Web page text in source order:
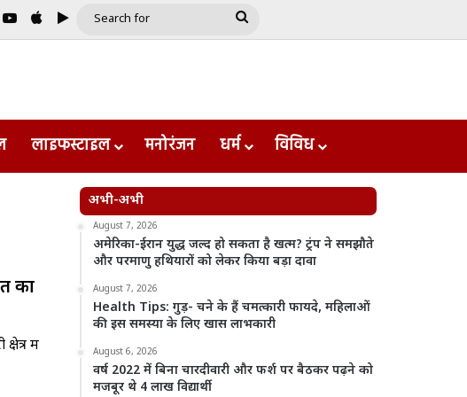
YouTube
AppleGoogle Play
Search
लाइफस्टाइल मनोरंजन धर्म विविध
का
में
अभी-अभी
August 7, 2026
अमेरिका-ईरान युद्ध जल्द हो सकता है खत्म? ट्रंप ने समझौते
और परमाणु हथियारों को लेकर किया बड़ा दावा
August 7, 2026
Health Tips: गुड़- चने के हैं चमत्कारी फायदे, महिलाओं
की इस समस्या के लिए खास लाभकारी
August 6, 2026
वर्ष 2022 में बिना चारदीवारी और फर्श पर बैठकर पढ़ने को
मजबूर थे 4 लाख विद्यार्थी